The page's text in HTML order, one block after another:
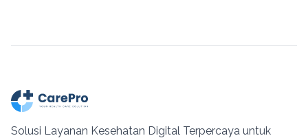
Solusi Layanan Kesehatan Digital Terpercaya untuk